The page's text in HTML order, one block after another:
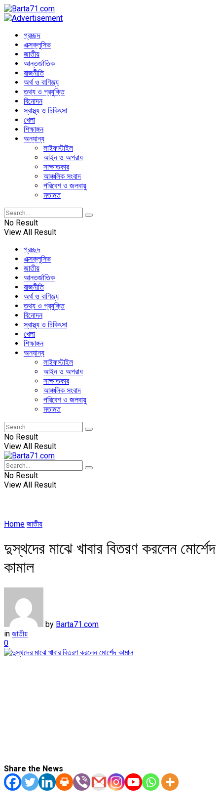
প্রচ্ছদ
এক্সক্লুসিভ
জাতীয়
আন্তর্জাতিক
রাজনীতি
অর্থ ও বাণিজ্য
তথ্য ও প্রযুক্তি
বিনোদন
স্বাস্থ্য ও চিকিৎসা
খেলা
শিক্ষাঙ্গন
অন্যান্য
লাইফস্টাইল
আইন ও অপরাধ
সাক্ষাতকার
আঞ্চলিক সংবাদ
পরিবেশ ও জলবায়ু
মতামত
No Result
View All Result
প্রচ্ছদ
এক্সক্লুসিভ
জাতীয়
আন্তর্জাতিক
রাজনীতি
অর্থ ও বাণিজ্য
তথ্য ও প্রযুক্তি
বিনোদন
স্বাস্থ্য ও চিকিৎসা
খেলা
শিক্ষাঙ্গন
অন্যান্য
লাইফস্টাইল
আইন ও অপরাধ
সাক্ষাতকার
আঞ্চলিক সংবাদ
পরিবেশ ও জলবায়ু
মতামত
No Result
View All Result
No Result
View All Result
Home জাতীয়
দুস্থদের মাঝে খাবার বিতরণ করলেন মোর্শেদ
কামাল
by Barta71.com
in জাতীয়
0
Share the News